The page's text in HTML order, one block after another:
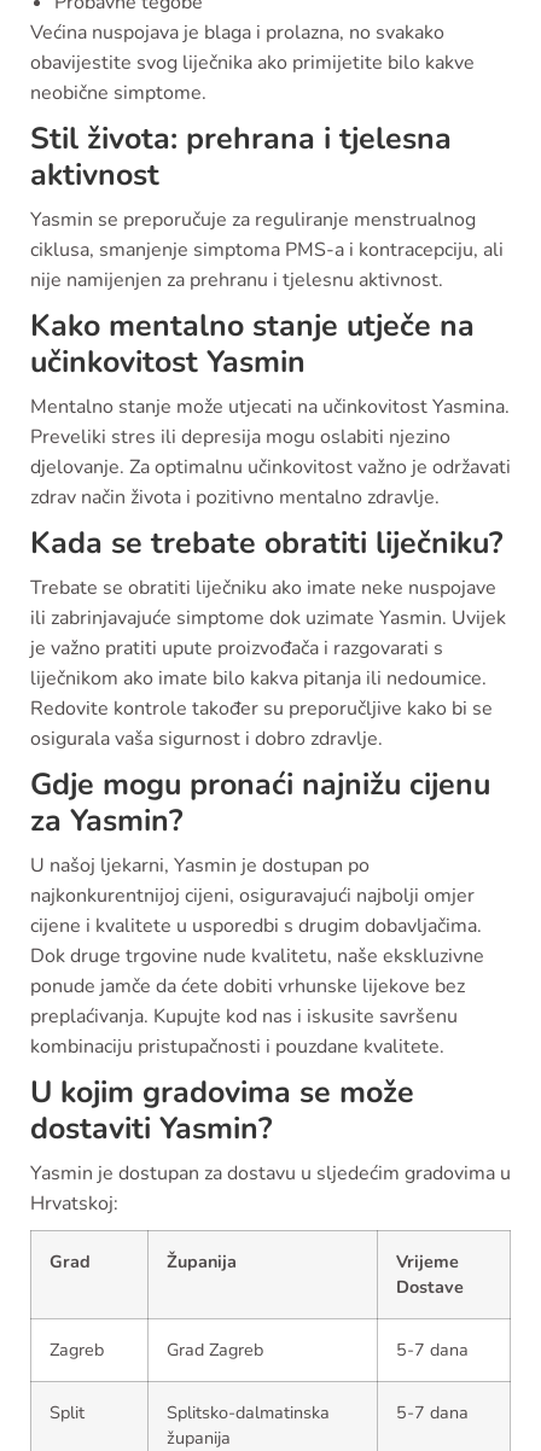
Većina nuspojava je blaga i prolazna, no svakako
obavijestite svog liječnika ako primijetite bilo kakve
neobične simptome.
Stil života: prehrana i tjelesna
aktivnost
Yasmin se preporučuje za reguliranje menstrualnog
ciklusa, smanjenje simptoma PMS-a i kontracepciju, ali
nije namijenjen za prehranu i tjelesnu aktivnost.
Kako mentalno stanje utječe na
učinkovitost Yasmin
Mentalno stanje može utjecati na učinkovitost Yasmina.
Preveliki stres ili depresija mogu oslabiti njezino
djelovanje. Za optimalnu učinkovitost važno je održavati
zdrav način života i pozitivno mentalno zdravlje.
Kada se trebate obratiti liječniku?
Trebate se obratiti liječniku ako imate neke nuspojave
ili zabrinjavajuće simptome dok uzimate Yasmin. Uvijek
je važno pratiti upute proizvođača i razgovarati s
liječnikom ako imate bilo kakva pitanja ili nedoumice.
Redovite kontrole također su preporučljive kako bi se
osigurala vaša sigurnost i dobro zdravlje.
Gdje mogu pronaći najnižu cijenu
za Yasmin?
U našoj ljekarni, Yasmin je dostupan po
najkonkurentnijoj cijeni, osiguravajući najbolji omjer
cijene i kvalitete u usporedbi s drugim dobavljačima.
Dok druge trgovine nude kvalitetu, naše ekskluzivne
ponude jamče da ćete dobiti vrhunske lijekove bez
preplaćivanja. Kupujte kod nas i iskusite savršenu
kombinaciju pristupačnosti i pouzdane kvalitete.
U kojim gradovima se može
dostaviti Yasmin?
Yasmin je dostupan za dostavu u sljedećim gradovima u
Hrvatskoj:
Grad Županija
Vrijeme
Dostave
Zagreb Grad Zagreb 5-7 dana
Split
Splitsko-dalmatinska
županija
5-7 dana